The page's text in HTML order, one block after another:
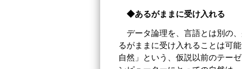
◆あるがままに受け入れる
データ論理を、言語とは別の
るがままに受け入れることは可
自然」という、仮説以前のテー